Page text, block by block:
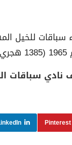
سباقات للخيل
نادي سباقات
Pinterest